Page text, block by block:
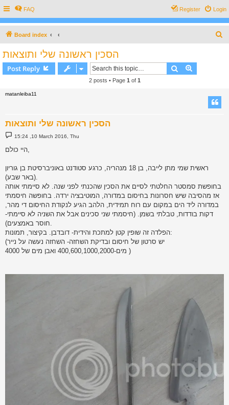
FAQ Login
Register
Board index
הסכין ראשונה שלי ותוצאות
Post Reply Search
2 posts • Page 1 of 1
matanleiba11
הסכין ראשונה שלי ותוצאות
P
o
t
15:24 ,10 March 2016, Thu
היי כולם,
ראשית שמי מתן לייבה, בן 18 מנהריה, כרגע סטודנט באוניברסיטת בן גוריון
(באר שבע).
בחופשת סמסטר החלטתי לסיים את הסכין שהכנתי לפני שנה. לא סיימתי אותה
אז מהסיבה שיש חסרונות בחיסום במדורה, המוטיבציה ירדה. בחופשה חיסמתי
במדורה ליד הים במקום עם רוח תמידית, הלהב הגיע לנקודת החיסום די מהר,
דקות בודדות, טבלתי בשמן. (חיסמתי שני סכינים אבל את השניה לא סיימתי-
חוסר באמצעים).
הפלדה זה שופין קטן למתכת והידית- דובדבן. בקיצור, תמונות:
(יש סרטון של חיסום ובדיקת השחזה- השחזה נעשה על נייר
מים-400,600,1000,2000 ואבן מים של 4000 )